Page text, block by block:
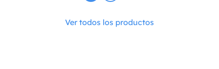
Ver todos los productos